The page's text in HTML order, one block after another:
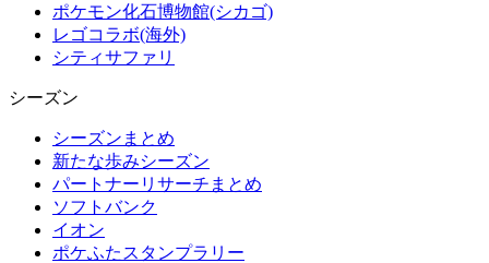
ポケモン化石博物館(シカゴ)
レゴコラボ(海外)
シティサファリ
シーズン
シーズンまとめ
新たな歩みシーズン
パートナーリサーチまとめ
ソフトバンク
イオン
ポケふたスタンプラリー